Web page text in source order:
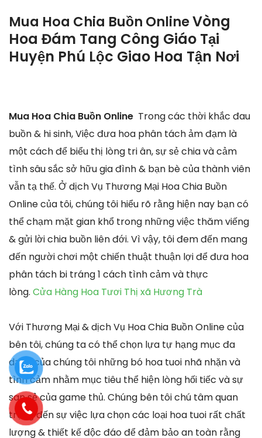
Mua Hoa Chia Buồn OnlineVòng
Hoa Đám Tang Công Giáo Tại
Huyện Phú Lộc Giao Hoa Tận Nơi
Mua Hoa Chia Buồn Online Trong các thời khắc đau
buồn & hi sinh, Việc đưa hoa phân tách ảm đạm là
một cách để biểu thị lòng tri ân, sự sẻ chia và cảm
tình sâu sắc sở hữu gia đình & bạn bè của thành viên
vẫn tạ thế. Ở dịch Vụ Thương Mại Hoa Chia Buồn
Online của tôi, chúng tôi hiểu rõ rằng hiện nay bạn có
thể chạm mặt gian khổ trong những việc thăm viếng
& gửi lời chia buồn liên đới. Vì vậy, tôi đem đến mang
đến người chơi một chiến thuật thuận lợi để đưa hoa
phân tách bi tráng 1 cách tình cảm và thực
lòng. Cửa Hàng Hoa Tươi Thị xã Hương Trà
Với Thương Mại & dịch Vụ Hoa Chia Buồn Online của
bên tôi, chúng ta có thể chọn lựa tự hạng mục đa
dạng của chúng tôi những bó hoa tuoi nhã nhặn và
tình cảm nhằm mục tiêu thể hiện lòng hối tiếc và sự
san sẻ của game thủ. Chúng bên tôi chú tâm quan
trọng đến sự việc lựa chọn các loại hoa tuoi rất chất
lượng & thiết kế độc đáo để đảm bảo an toàn rằng